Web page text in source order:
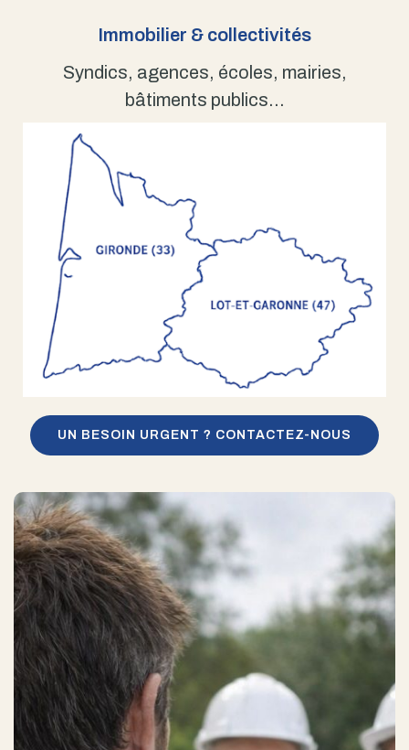
Immobilier & collectivités
Syndics, agences, écoles, mairies,
bâtiments publics…
UN BESOIN URGENT ? CONTACTEZ-NOUS